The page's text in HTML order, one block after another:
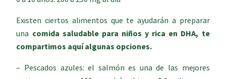
Existen ciertos alimentos que te ayudarán a preparar
una comida saludable para niños y rica en DHA, te
compartimos aquí algunas opciones.
– Pescados azules: el salmón es una de las mejores